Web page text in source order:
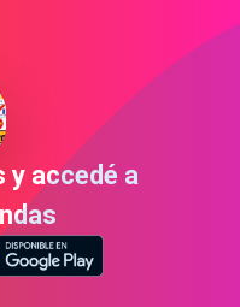
y accedé a